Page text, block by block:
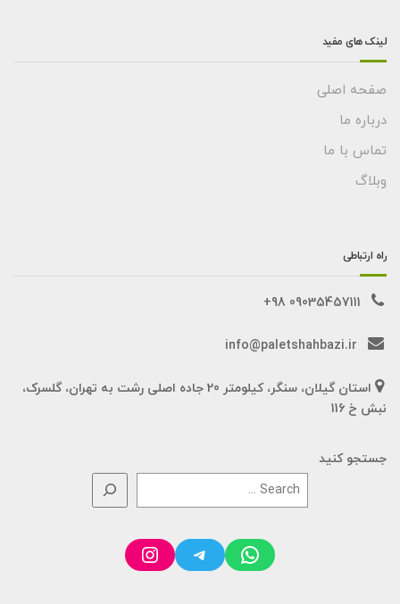
لینک های مفید
صفحه اصلی
درباره ما
تماس با ما
وبلاگ
راه ارتباطی
09035457111 98+
info@paletshahbazi.ir
استان گیلان، سنگر، کیلومتر 20 جاده اصلی رشت به تهران، گلسرک،
نبش خ 116
جستجو کنید
WhatsApp
Telegram
Instagram